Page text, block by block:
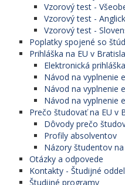
Vzorový test -
Vzorový test -
Vzorový test -
Poplatky spojené so
Prihláška na EU v
Elektronická prihláška
Návod na vyplnenie
Návod na vyplnenie
Návod na vyplnenie
Prečo študovať na EU v
Dôvody prečo
Profily absolventov
Názory študentov
Otázky a odpovede
Kontakty - Študijné
Študijné programy